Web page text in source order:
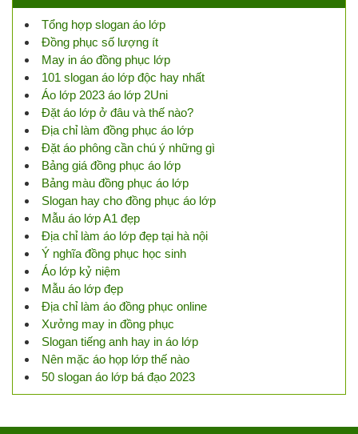
Tổng hợp slogan áo lớp
Đồng phục số lượng ít
May in áo đồng phục lớp
101 slogan áo lớp độc hay nhất
Áo lớp 2023 áo lớp 2Uni
Đặt áo lớp ở đâu và thế nào?
Địa chỉ làm đồng phục áo lớp
Đặt áo phông cần chú ý những gì
Bảng giá đồng phục áo lớp
Bảng màu đồng phục áo lớp
Slogan hay cho đồng phục áo lớp
Mẫu áo lớp A1 đẹp
Địa chỉ làm áo lớp đẹp tại hà nội
Ý nghĩa đồng phục học sinh
Áo lớp kỷ niệm
Mẫu áo lớp đẹp
Địa chỉ làm áo đồng phục online
Xưởng may in đồng phục
Slogan tiếng anh hay in áo lớp
Nên mặc áo họp lớp thế nào
50 slogan áo lớp bá đạo 2023